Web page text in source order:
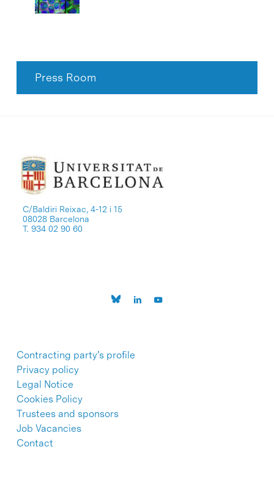
Press Room
C/Baldiri Reixac, 4-12 i 15
08028 Barcelona
T. 934 02 90 60
Contracting party’s profile
Privacy policy
Legal Notice
Cookies Policy
Trustees and sponsors
Job Vacancies
Contact